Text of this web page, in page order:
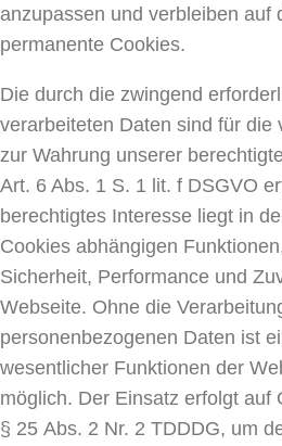
anzupassen und verbleiben auf
permanente Cookies.
Die durch die zwingend
verarbeiteten Daten sind für die
zur Wahrung unserer
Art. 6 Abs. 1 S. 1 lit. f DSGVO
berechtigtes Interesse liegt in
Cookies abhängigen
Sicherheit, Performance und
Webseite. Ohne die
personenbezogenen Daten ist
wesentlicher Funktionen der
möglich. Der Einsatz erfolgt auf
§ 25 Abs. 2 Nr. 2 TDDDG, um